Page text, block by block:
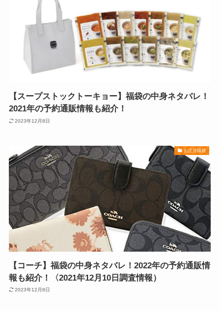
【スープストックトーキョー】福袋の中身ネタバレ！
2021年の予約通販情報も紹介！
2023年12月8日
お正月福袋
【コーチ】福袋の中身ネタバレ！2022年の予約通販情
報も紹介！〈2021年12月10日調査情報）
2023年12月8日